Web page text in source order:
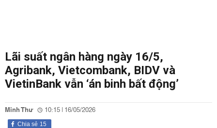
Lãi suất ngân hàng ngày 16/5,
Agribank, Vietcombank, BIDV và
VietinBank vẫn ‘án binh bất động’
Minh Thư 10:15 | 16/05/2026
15
Chia sẻ